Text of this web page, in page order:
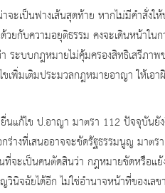
ะเป็นฟางเส้นสุดท้าย หากไม่มีคำสั่ง
ยกับความอยุติธรรม คงจะเดินหน้าใ
ระบบกฎหมายไม่คุ้มครองสิทธิเสรีภา
ขเพิ่มเติมประมวลกฎหมายอาญา ให้
นแก้ไข ป.อาญา มาตรา 112 ปัจจุบัน
างที่เสนออาจจะขัดรัฐธรรมนูญ มาตรา
จะเป็นคนตัดสินว่า กฎหมายขัดหรือแ
นิจฉัยได้อีก ไม่ใช่อำนาจหน้าที่ของเล